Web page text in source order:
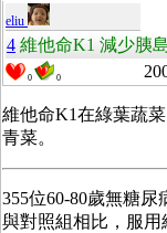
eliu
4 維他命K1 減少胰
0 0
維他命K1在綠葉蔬
青菜。
355位60-80歲無糖尿
與對照組相比，服用